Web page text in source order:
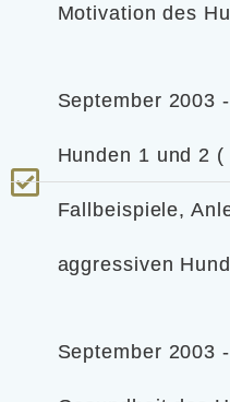
Motivation des
September 2003
Hunden 1 und 2
Fallbeispiele,
aggressiven
September 2003